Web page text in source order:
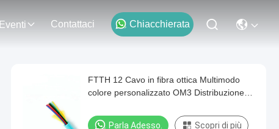
Eventi Contattaci Chiacchierata
FTTH 12 Cavo in fibra ottica Multimodo
colore personalizzato OM3 Distribuzione
Parla Adesso. Scopri di più